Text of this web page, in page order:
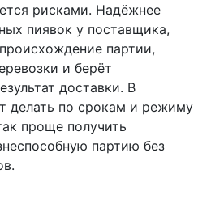
рисками. Надёжнее
пиявок у поставщика,
партии,
и берёт
доставки. В
делать по срокам и режиму
проще получить
партию без